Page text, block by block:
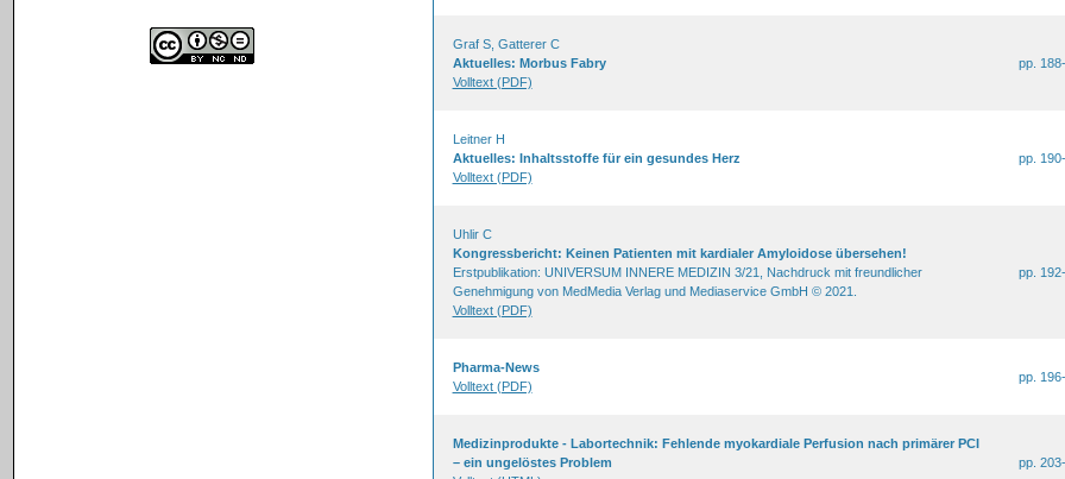
Graf S, Gatterer C
Aktuelles: Morbus Fabry
Volltext (PDF)
pp.
Leitner H
Aktuelles: Inhaltsstoffe für ein gesundes Herz
Volltext (PDF)
pp.
Uhlir C
Kongressbericht: Keinen Patienten mit kardialer Amyloidose übersehen!
Erstpublikation: UNIVERSUM INNERE MEDIZIN 3/21, Nachdruck mit freundlicher
Genehmigung von MedMedia Verlag und Mediaservice GmbH © 2021.
Volltext (PDF)
pp.
Pharma-News
Volltext (PDF)
pp.
Medizinprodukte - Labortechnik: Fehlende myokardiale Perfusion nach primärer PCI
– ein ungelöstes Problem
pp.